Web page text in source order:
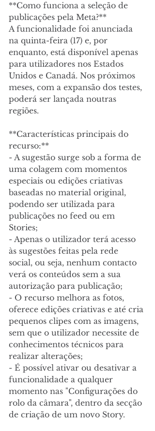
**Como funciona a seleção de
publicações pela Meta?**
A funcionalidade foi anunciada
na quinta-feira (17) e, por
enquanto, está disponível apenas
para utilizadores nos Estados
Unidos e Canadá. Nos próximos
meses, com a expansão dos testes,
poderá ser lançada noutras
regiões.
**Características principais do
recurso:**
- A sugestão surge sob a forma de
uma colagem com momentos
especiais ou edições criativas
baseadas no material original,
podendo ser utilizada para
publicações no feed ou em
Stories;
- Apenas o utilizador terá acesso
às sugestões feitas pela rede
social, ou seja, nenhum contacto
verá os conteúdos sem a sua
autorização para publicação;
- O recurso melhora as fotos,
oferece edições criativas e até cria
pequenos clipes com as imagens,
sem que o utilizador necessite de
conhecimentos técnicos para
realizar alterações;
- É possível ativar ou desativar a
funcionalidade a qualquer
momento nas "Configurações do
rolo da câmara", dentro da secção
de criação de um novo Story.